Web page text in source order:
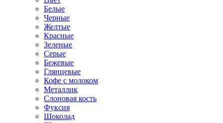
Белые
Черные
Желтые
Красные
Зеленые
Серые
Бежевые
Глянцевые
Кофе с молоком
Металлик
Слоновая кость
Фуксия
Шоколад